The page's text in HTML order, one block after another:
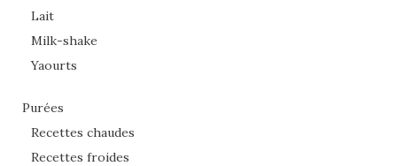
Lait
Milk-shake
Yaourts
Purées
Recettes chaudes
Recettes froides